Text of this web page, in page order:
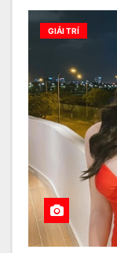
GIẢI TRÍ